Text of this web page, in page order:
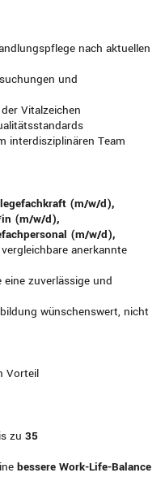
nach aktuellen
und
Vitalzeichen
interdisziplinären Team
(m/w/d),
(m/w/d),
(m/w/d),
anerkannte
zuverlässige und
wünschenswert, nicht
Vorteil
zu 35
bessere Work-Life-Balance